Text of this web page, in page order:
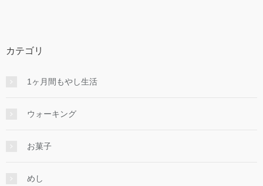
カテゴリ
1ヶ月間もやし生活
ウォーキング
お菓子
めし